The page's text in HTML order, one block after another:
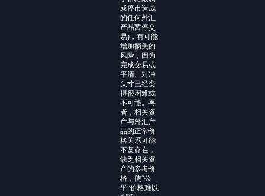
或停市造成
的任何外汇
产品暂停交
易)，有可能
增加损失的
风险，因为
完成交易或
平清、对冲
头寸已经变
得很困难或
不可能。再
者，相关资
产与外汇产
品的正常价
格关系可能
不复存在，
缺乏相关资
产的参考价
格，使“公
平”价格难以